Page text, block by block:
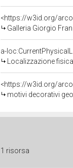
<https://w3id.org/
Galleria Giorgio
a-
Localizzazione
<https://w3id.org/
motivi decorativi
1 risorsa